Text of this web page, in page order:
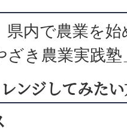
県内で農業を
ざき農業実践
ンジしてみた